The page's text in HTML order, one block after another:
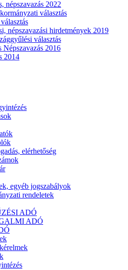
népszavazás 2022
választás
népszavazási hirdetmények 2019
választás
Népszavazás 2016
2014
elérhetőség
egyéb jogszabályok
rendeletek
ADÓ
ADÓ